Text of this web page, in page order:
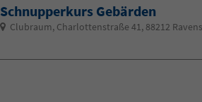
Schnupperkurs Gebärden
Clubraum, Charlottenstraße 41, 88212